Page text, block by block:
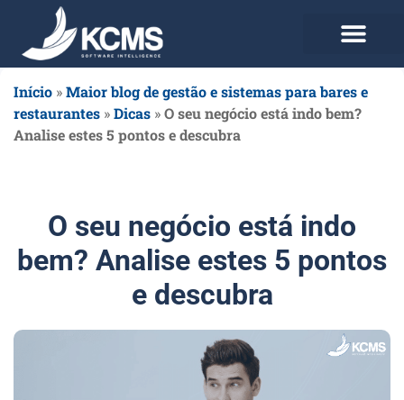
Início »Maior blog de gestão e sistemas para bares e
restaurantes »Dicas »O seu negócio está indo bem?
Analise estes 5 pontos e descubra
O seu negócio está indo
bem? Analise estes 5 pontos
e descubra